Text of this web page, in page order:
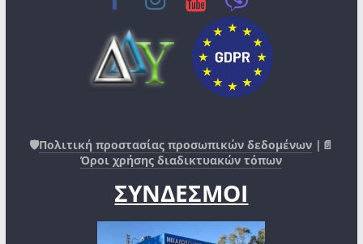
🛡️Πολιτική προστασίας προσωπικών δεδομένων |📄
Όροι χρήσης διαδικτυακών τόπων
ΣΥΝΔΕΣΜΟΙ